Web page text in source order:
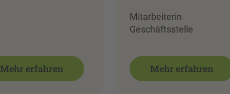
Mehr erfahren
Mitarbeiterin
Geschäftsstelle
Mehr erfahren